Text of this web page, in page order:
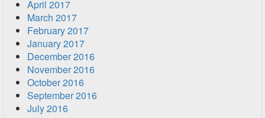
April 2017
March 2017
February 2017
January 2017
December 2016
November 2016
October 2016
September 2016
July 2016